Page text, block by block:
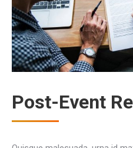
Post-Event